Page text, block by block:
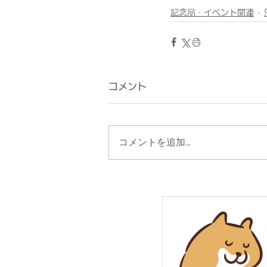
記念品・イベント関連
コメント
コメントを追加…